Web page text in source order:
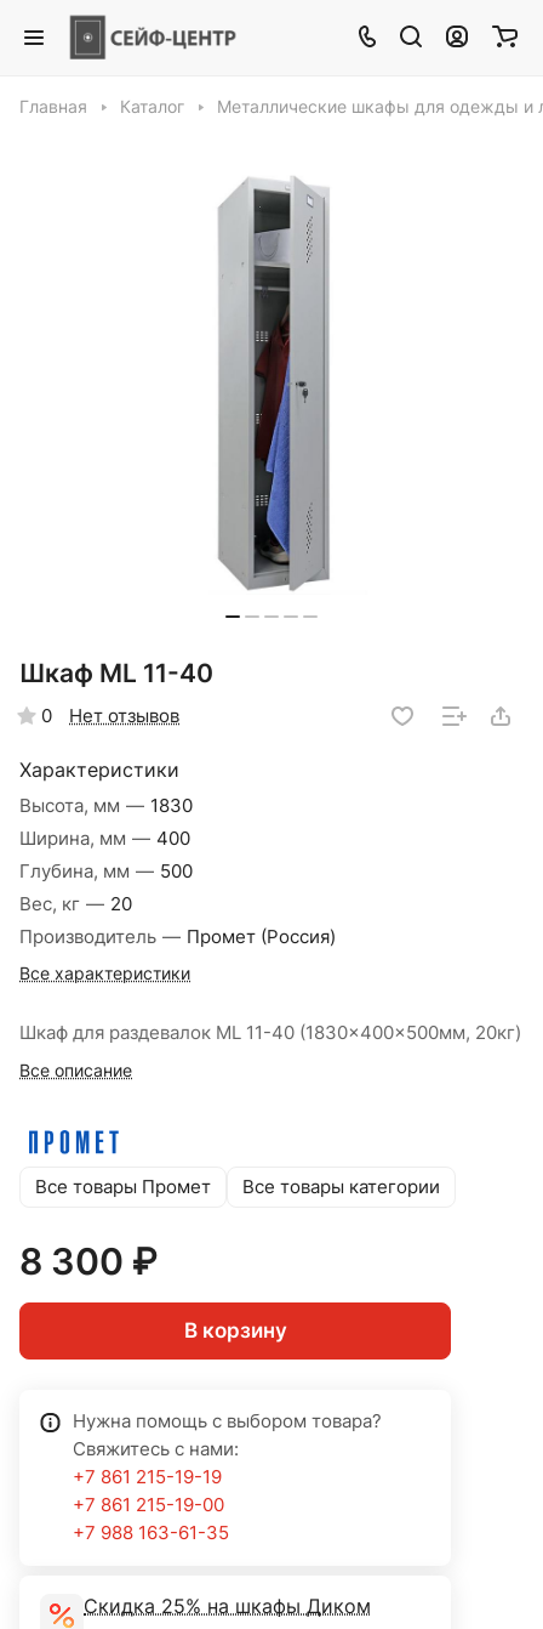
Главная Каталог Металлические шкафы для одежды и
Шкаф ML 11-40
0 Нет отзывов
Характеристики
Высота, мм — 1830
Ширина, мм — 400
Глубина, мм — 500
Вес, кг — 20
Производитель — Промет (Россия)
Все характеристики
Шкаф для раздевалок ML 11-40 (1830x400x500мм, 20кг)
Все описание
Все товары Промет Все товары категории
8 300 ₽
В корзину
Нужна помощь с выбором товара?
Свяжитесь с нами:
+7 861 215-19-19
+7 861 215-19-00
+7 988 163-61-35
Скидка 25% на шкафы Диком